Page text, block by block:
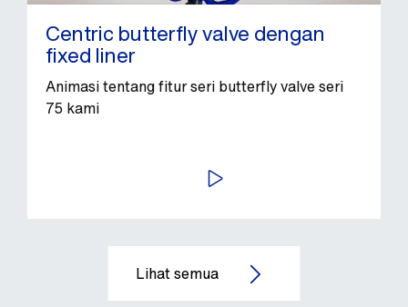
Centric butterfly valve dengan
fixed liner
Animasi tentang fitur seri butterfly valve seri
75 kami
PUTAR VIDEO